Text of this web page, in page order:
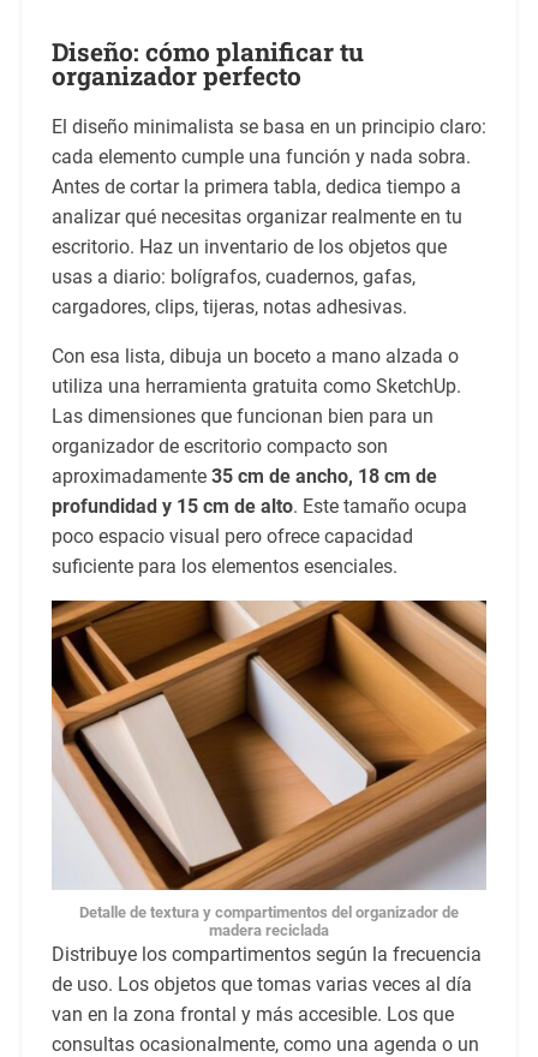
Diseño: cómo planificar tu
organizador perfecto
El diseño minimalista se basa en un principio claro:
cada elemento cumple una función y nada sobra.
Antes de cortar la primera tabla, dedica tiempo a
analizar qué necesitas organizar realmente en tu
escritorio. Haz un inventario de los objetos que
usas a diario: bolígrafos, cuadernos, gafas,
cargadores, clips, tijeras, notas adhesivas.
Con esa lista, dibuja un boceto a mano alzada o
utiliza una herramienta gratuita como SketchUp.
Las dimensiones que funcionan bien para un
organizador de escritorio compacto son
aproximadamente 35 cm de ancho, 18 cm de
profundidad y 15 cm de alto. Este tamaño ocupa
poco espacio visual pero ofrece capacidad
suficiente para los elementos esenciales.
Detalle de textura y compartimentos del organizador de
madera reciclada
Distribuye los compartimentos según la frecuencia
de uso. Los objetos que tomas varias veces al día
van en la zona frontal y más accesible. Los que
consultas ocasionalmente, como una agenda o un